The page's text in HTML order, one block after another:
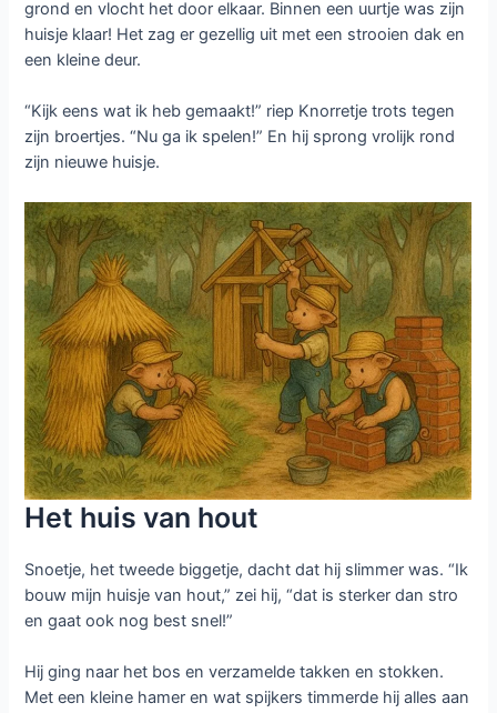
grond en vlocht het door elkaar. Binnen een uurtje was zijn
huisje klaar! Het zag er gezellig uit met een strooien dak en
een kleine deur.
“Kijk eens wat ik heb gemaakt!” riep Knorretje trots tegen
zijn broertjes. “Nu ga ik spelen!” En hij sprong vrolijk rond
zijn nieuwe huisje.
Het huis van hout
Snoetje, het tweede biggetje, dacht dat hij slimmer was. “Ik
bouw mijn huisje van hout,” zei hij, “dat is sterker dan stro
en gaat ook nog best snel!”
Hij ging naar het bos en verzamelde takken en stokken.
Met een kleine hamer en wat spijkers timmerde hij alles aan